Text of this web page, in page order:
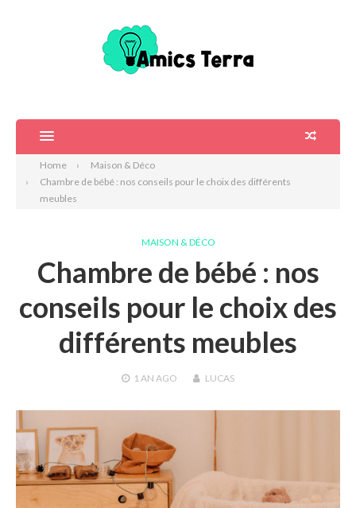
Home
Maison & Déco
Chambre de bébé : nos conseils pour le choix des différents
meubles
MAISON & DÉCO
Chambre de bébé : nos
conseils pour le choix des
différents meubles
1 AN AGO LUCAS